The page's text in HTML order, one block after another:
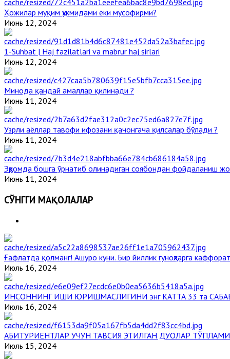
Ҳожилар муқим ҳукмидами ёки мусофирми?
Июнь 12, 2024
1-Suhbat | Haj fazilatlari va mabrur haj sirlari
Июнь 12, 2024
Минода қандай амаллар қилинади ?
Июнь 11, 2024
Узрли аёллар тавофи ифозани қачонгача қилсалар бўлади ?
Июнь 11, 2024
Эҳромда бошга ўрнатиб олинадиган соябондан фойдаланиш
Июнь 11, 2024
СЎНГГИ МАҚОЛАЛАР
Ғафлатда қолманг! Ашуро куни. Бир йиллик гуноҳларга
Июль 16, 2024
ИНСОННИНГ ИШИ ЮРИШМАСЛИГИНИ энг КАТТА 33 та
Июль 16, 2024
АБИТУРИЕНТЛАР УЧУН ТАВСИЯ ЭТИЛГАН ДУОЛАР ТЎПЛАМИ
Июль 15, 2024